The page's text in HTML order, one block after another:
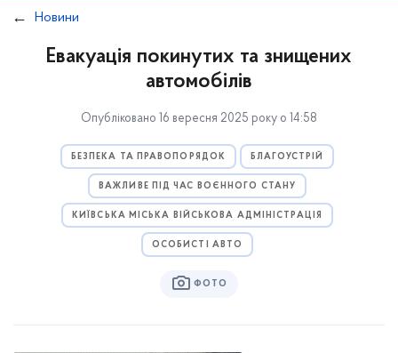
Новини
Евакуація покинутих та знищених
автомобілів
Опубліковано 16 вересня 2025 року о 14:58
БЕЗПЕКА ТА ПРАВОПОРЯДОК БЛАГОУСТРІЙ
ВАЖЛИВЕ ПІД ЧАС ВОЄННОГО СТАНУ
КИЇВСЬКА МІСЬКА ВІЙСЬКОВА АДМІНІСТРАЦІЯ
ОСОБИСТІ АВТО
ФОТО